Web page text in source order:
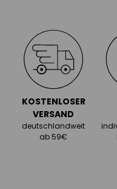
KOSTENLOSER
VERSAND
deutschlandweit
ab 59€